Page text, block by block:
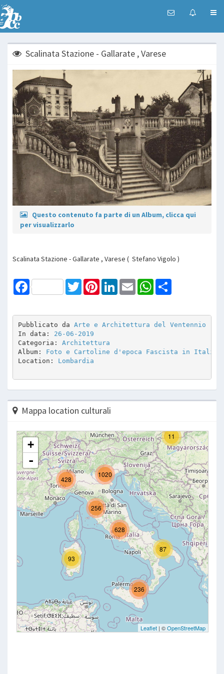
Scalinata Stazione - Gallarate , Varese
Questo contenuto fa parte di un Album, clicca qui
per visualizzarlo
Scalinata Stazione - Gallarate , Varese ( Stefano Vigolo )
Facebook TwitterPinterestLinkedInEmail WhatsApp
Pubblicato da Arte e Architettura del Ventennio
In data: 26-06-2019
Categoria: Architettura
Album: Foto e Cartoline d'epoca Fascista in Italia
Location: Lombardia
Mappa location culturali